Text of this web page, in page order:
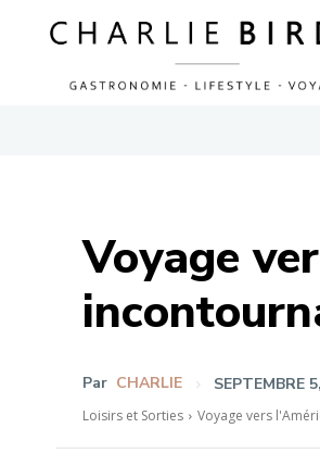
Voyage
Par CHARLIE SEPTEMBRE
Loisirs et Sorties Voyage vers